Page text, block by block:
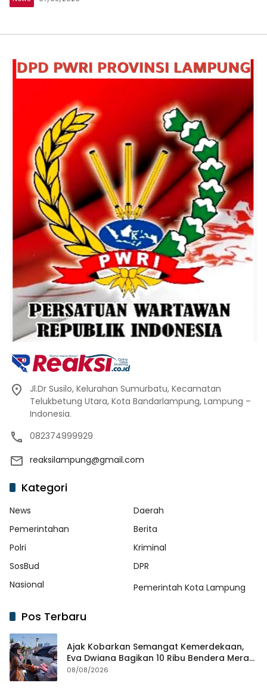
Jl.Dr Susilo, Kelurahan Sumurbatu, Kecamatan
Telukbetung Utara, Kota Bandarlampung, Lampung –
Indonesia.
082374999929
reaksilampung@gmail.com
Kategori
News
Daerah
Pemerintahan
Berita
Polri
Kriminal
SosBud
DPR
Nasional
Pemerintah Kota Lampung
Pos Terbaru
Ajak Kobarkan Semangat Kemerdekaan,
Eva Dwiana Bagikan 10 Ribu Bendera Merah
Putih ke Warga
08/08/2026